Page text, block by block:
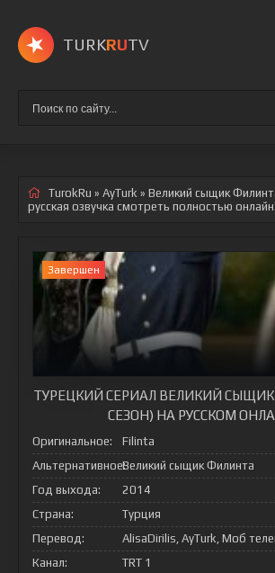
TURKRUTV
TurokRu » AyTurk » Великий сыщик
русская озвучка смотреть полностью онлайн!
Завершен
ТУРЕЦКИЙ СЕРИАЛ ВЕЛИКИЙ
СЕЗОН) НА РУССКОМ
Оригинальное:
Filinta
Альтернативное:Великий сыщик Филинта
Год выхода:
2014
Страна:
Турция
Перевод:
AlisaDirilis, AyTurk, Моб
Канал:
TRT 1